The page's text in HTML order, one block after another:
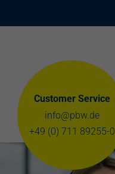
Customer Service
info@pbw.de
+49 (0) 711 89255-0